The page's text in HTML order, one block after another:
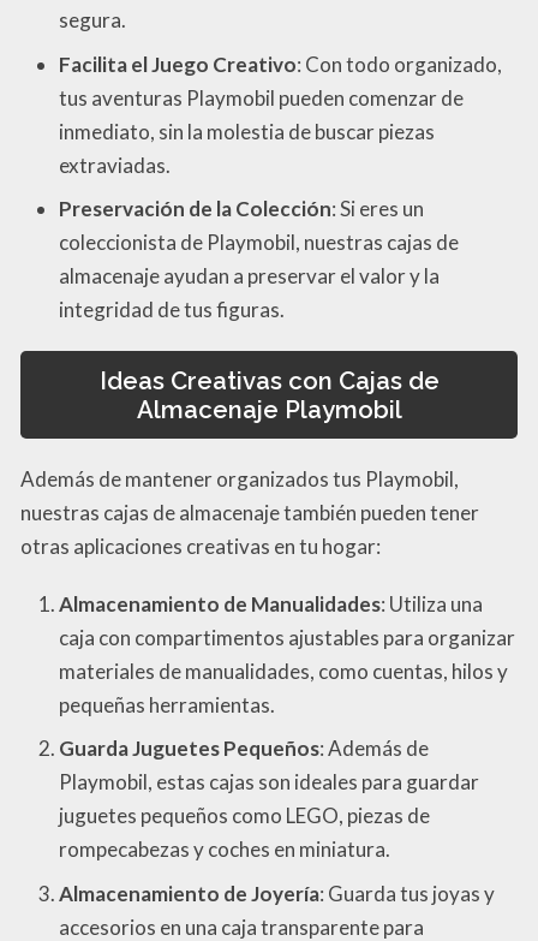
segura.
Facilita el Juego Creativo: Con todo organizado,
tus aventuras Playmobil pueden comenzar de
inmediato, sin la molestia de buscar piezas
extraviadas.
Preservación de la Colección: Si eres un
coleccionista de Playmobil, nuestras cajas de
almacenaje ayudan a preservar el valor y la
integridad de tus figuras.
Ideas Creativas con Cajas de
Almacenaje Playmobil
Además de mantener organizados tus Playmobil,
nuestras cajas de almacenaje también pueden tener
otras aplicaciones creativas en tu hogar:
Almacenamiento de Manualidades: Utiliza una
caja con compartimentos ajustables para organizar
materiales de manualidades, como cuentas, hilos y
pequeñas herramientas.
Guarda Juguetes Pequeños: Además de
Playmobil, estas cajas son ideales para guardar
juguetes pequeños como LEGO, piezas de
rompecabezas y coches en miniatura.
Almacenamiento de Joyería: Guarda tus joyas y
accesorios en una caja transparente para